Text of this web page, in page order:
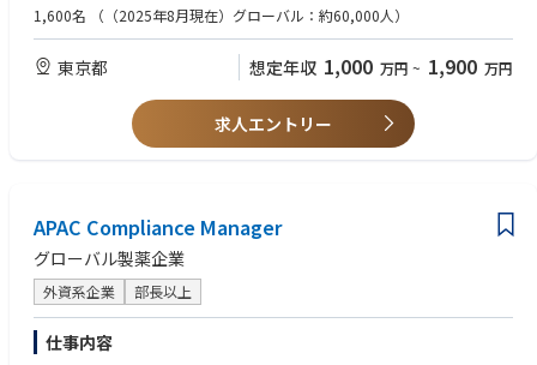
※2 2025年12月時点
ベーションを組み込み、新しいソリューションをインキュベート。顧客価
値を高め、市場トレンドに即応。
・プラットフォーム・イノベーション：ミッドマーケット向けに、再現可
能でコスト効率の高い革新的プラットフォーム製品を開発。
■ Strategic Innovation Programs
・イノベーション・マネジメント：特定のイノベーション施策をリード
【このポジションの魅力】
・世界規模でのアバナードイノベーションネットワークに参加し、最先端
の知見を共有できる環境
・クライアントの未来を形づくるソリューション創出に直接関与
・新しいアイデアを試し、プロトタイプから市場投入までをリードできる
裁量
・アバナードの成長戦略の中核を担う、ダイナミックで影響力のある役割
・マーケットの動向を理解し、ポートフォリオの実行・調整に活かせる知
1,600名 （（2025年8月現在）グローバル：約60,000人）
東京都 想定年収 1,000 万円 ~ 1,900 万円
求人エントリー
APAC Compliance Manager
グローバル製薬企業
外資系企業 部長以上
仕事内容